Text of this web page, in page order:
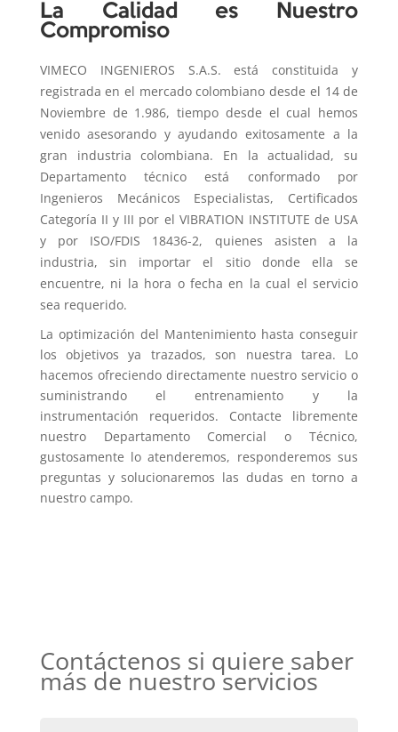
La Calidad es Nuestro
Compromiso
VIMECO INGENIEROS S.A.S. está constituida y
registrada en el mercado colombiano desde el 14 de
Noviembre de 1.986, tiempo desde el cual hemos
venido asesorando y ayudando exitosamente a la
gran industria colombiana. En la actualidad, su
Departamento técnico está conformado por
Ingenieros Mecánicos Especialistas, Certificados
Categoría II y III por el VIBRATION INSTITUTE de USA
y por ISO/FDIS 18436-2, quienes asisten a la
industria, sin importar el sitio donde ella se
encuentre, ni la hora o fecha en la cual el servicio
sea requerido.
La optimización del Mantenimiento hasta conseguir
los objetivos ya trazados, son nuestra tarea. Lo
hacemos ofreciendo directamente nuestro servicio o
suministrando el entrenamiento y la
instrumentación requeridos. Contacte libremente
nuestro Departamento Comercial o Técnico,
gustosamente lo atenderemos, responderemos sus
preguntas y solucionaremos las dudas en torno a
nuestro campo.
Contáctenos si quiere saber
más de nuestro servicios